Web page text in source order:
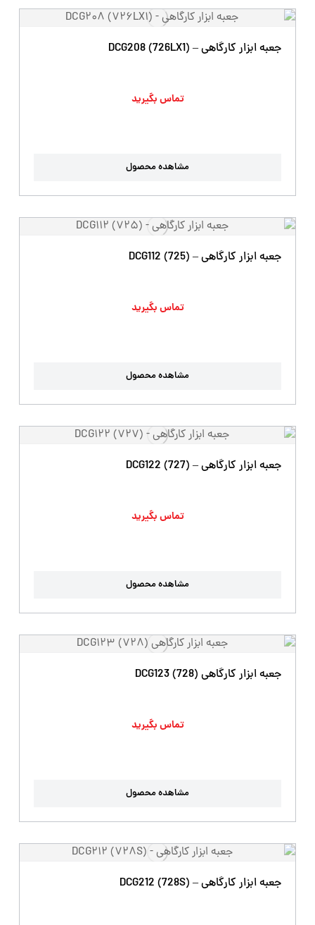
جعبه ابزار کارگاهی – DCG208 (726LX1)
تماس بگیرید
مشاهده محصول
جعبه ابزار کارگاهی – DCG112 (725)
تماس بگیرید
مشاهده محصول
جعبه ابزار کارگاهی – DCG122 (727)
تماس بگیرید
مشاهده محصول
جعبه ابزار کارگاهی DCG123 (728)
تماس بگیرید
مشاهده محصول
جعبه ابزار کارگاهی – DCG212 (728S)